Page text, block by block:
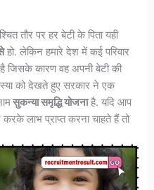
तौर पर हर बेटी के पिता यही
हो. लेकिन हमारे देश में कई परिवार
जिसके कारण वह अपनी बेटी की
को देखते हुए सरकार ने एक
सुकन्या समृद्धि योजनाहै. यदि आप
लाभ प्राप्त करना चाहते हैं तो